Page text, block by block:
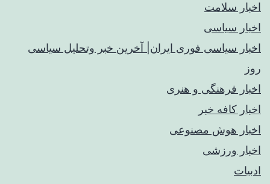
اخبار سلامت
اخبار سیاسی
اخبار سیاسی فوری ایران| آخرین خبر وتحلیل سیاسی
روز
اخبار فرهنگی و هنری
اخبار کافه خبر
اخبار هوش مصنوعی
اخبار ورزشی
ادبیات